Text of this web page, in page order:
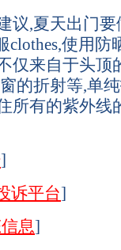
,夏天出门要
使用防
仅来自于头顶
的折射等,单
所有的紫外线
]
诉平台]
息]